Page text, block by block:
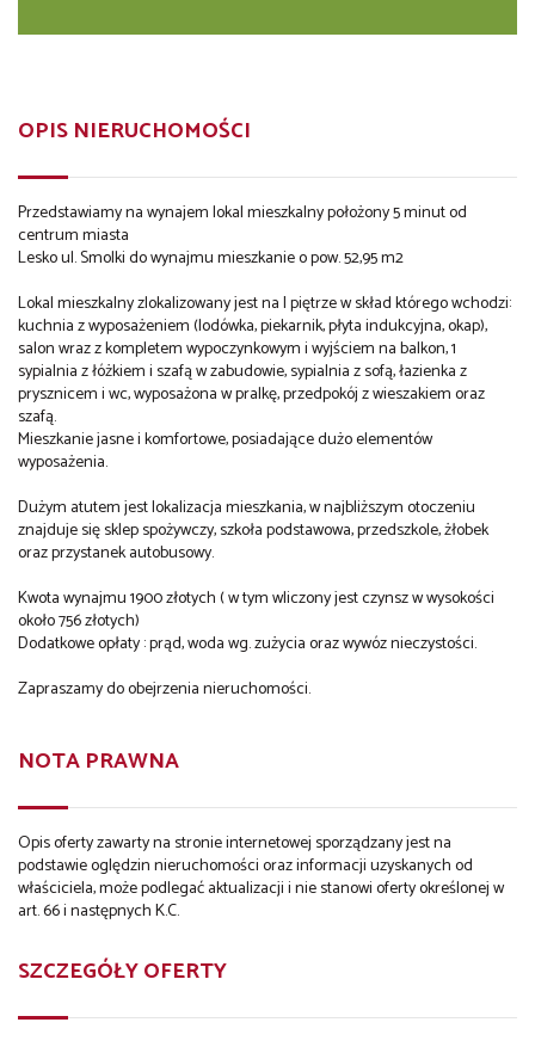
OPIS NIERUCHOMOŚCI
Przedstawiamy na wynajem lokal mieszkalny położony 5 minut od
centrum miasta
Lesko ul. Smolki do wynajmu mieszkanie o pow. 52,95 m2
Lokal mieszkalny zlokalizowany jest na I piętrze w skład którego wchodzi:
kuchnia z wyposażeniem (lodówka, piekarnik, płyta indukcyjna, okap),
salon wraz z kompletem wypoczynkowym i wyjściem na balkon, 1
sypialnia z łóżkiem i szafą w zabudowie, sypialnia z sofą, łazienka z
prysznicem i wc, wyposażona w pralkę, przedpokój z wieszakiem oraz
szafą.
Mieszkanie jasne i komfortowe, posiadające dużo elementów
wyposażenia.
Dużym atutem jest lokalizacja mieszkania, w najbliższym otoczeniu
znajduje się sklep spożywczy, szkoła podstawowa, przedszkole, żłobek
oraz przystanek autobusowy.
Kwota wynajmu 1900 złotych ( w tym wliczony jest czynsz w wysokości
około 756 złotych)
Dodatkowe opłaty : prąd, woda wg. zużycia oraz wywóz nieczystości.
Zapraszamy do obejrzenia nieruchomości.
NOTA PRAWNA
Opis oferty zawarty na stronie internetowej sporządzany jest na
podstawie oględzin nieruchomości oraz informacji uzyskanych od
właściciela, może podlegać aktualizacji i nie stanowi oferty określonej w
art. 66 i następnych K.C.
SZCZEGÓŁY OFERTY